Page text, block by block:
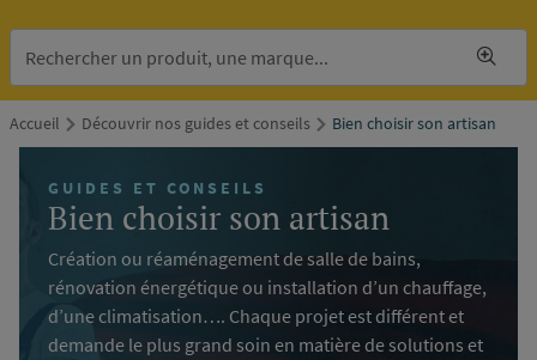
Accueil Découvrir nos guides et conseils Bien choisir son artisan
GUIDES ET CONSEILS
Bien choisir son artisan
Création ou réaménagement de salle de bains,
rénovation énergétique ou installation d’un chauffage,
d’une climatisation…. Chaque projet est différent et
demande le plus grand soin en matière de solutions et